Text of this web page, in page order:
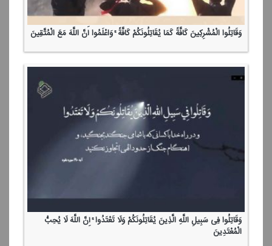
وَقَاتِلُوا الْمُشْرِكِینَ كَافَّةً كَمَا یُقَاتِلُونَكُمْ كَافَّةً ۚ وَاعْلَمُوا أَنَّ اللَّهَ مَعَ الْمُتَّقِینَ
وَقَاتِلُوا فِی سَبِیلِ اللَّهِ الَّذِینَ یُقَاتِلُونَكُمْ وَلَا تَعْتَدُوا ۚ إِنَّ اللَّهَ لَا یُحِبُّ
الْمُعْتَدِینَ